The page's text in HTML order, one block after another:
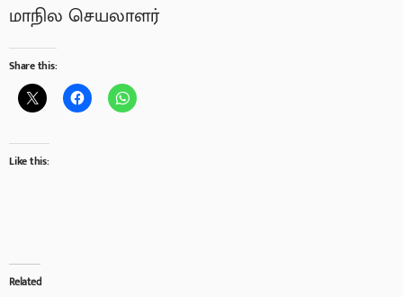
மாநில செயலாளர்
Share this:
Like this:
Related